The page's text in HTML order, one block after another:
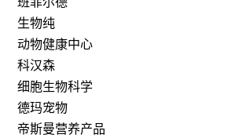
生物纯
动物健康中心
科汉森
细胞生物科学
德玛宠物
帝斯曼营养产品